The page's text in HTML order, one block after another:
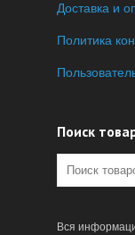
Доставка и
Политика
Поиск
Вся